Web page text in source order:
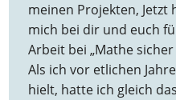
meinen Projekten, Jetzt
mich bei dir und euch
Arbeit bei „Mathe
Als ich vor etlichen
hielt, hatte ich gleich